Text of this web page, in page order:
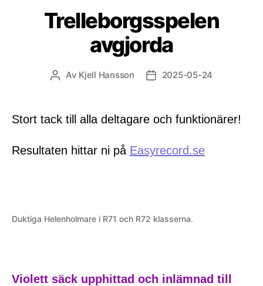
Trelleborgsspelen
avgjorda
Inläggsförfattare
Av Kjell Hansson Inläggsdatum
2025-05-24
Stort tack till alla deltagare och funktionärer!
Resultaten hittar ni på Easyrecord.se
Duktiga Helenholmare i R71 och R72 klasserna.
Violett säck upphittad och inlämnad till